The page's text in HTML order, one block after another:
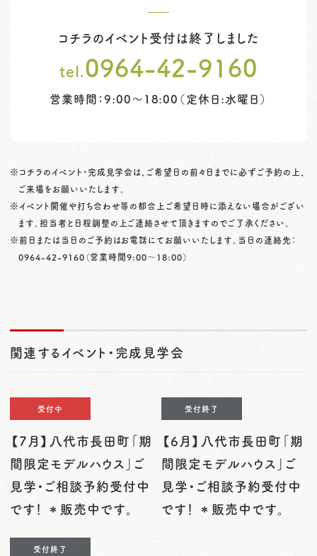
コチラのイベント受付は終了しました
tel.0964-42-9160
営業時間：9:00～18:00（定休日:水曜日）
※コチラのイベント・完成見学会は、ご希望日の前々日までに必ずご予約の上、
ご来場をお願いいたします。
※イベント開催や打ち合わせ等の都合上ご希望日時に添えない場合がござい
ます。担当者と日程調整の上ご連絡させて頂きますのでご了承ください。
※前日または当日のご予約はお電話にてお願いいたします。当日の連絡先：
0964-42-9160（営業時間9:00〜18:00）
関連するイベント・完成見学会
受付中
【7月】八代市長田町「期
間限定モデルハウス」ご
見学・ご相談予約受付中
です！ ＊販売中です。
受付終了
【6月】八代市長田町「期
間限定モデルハウス」ご
見学・ご相談予約受付中
です！ ＊販売中です。
受付終了